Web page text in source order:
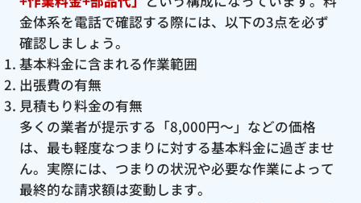
金体系を電話で確認する際には、以下の3点を必ず
確認しましょう。
基本料金に含まれる作業範囲
出張費の有無
見積もり料金の有無
多くの業者が提示する「8,000円〜」などの価格
は、最も軽度なつまりに対する基本料金に過ぎませ
ん。実際には、つまりの状況や必要な作業によって
最終的な請求額は変動します。